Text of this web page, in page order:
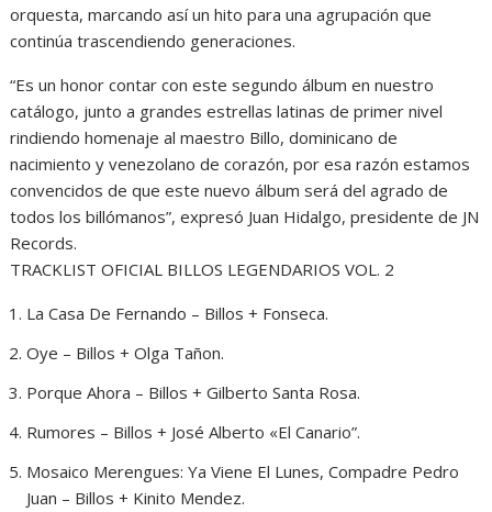
orquesta, marcando así un hito para una agrupación que
continúa trascendiendo generaciones.
“Es un honor contar con este segundo álbum en nuestro
catálogo, junto a grandes estrellas latinas de primer nivel
rindiendo homenaje al maestro Billo, dominicano de
nacimiento y venezolano de corazón, por esa razón estamos
convencidos de que este nuevo álbum será del agrado de
todos los billómanos”, expresó Juan Hidalgo, presidente de JN
Records.
TRACKLIST OFICIAL BILLOS LEGENDARIOS VOL. 2
La Casa De Fernando – Billos + Fonseca.
Oye – Billos + Olga Tañon.
Porque Ahora – Billos + Gilberto Santa Rosa.
Rumores – Billos + José Alberto «El Canario”.
Mosaico Merengues: Ya Viene El Lunes, Compadre Pedro
Juan – Billos + Kinito Mendez.